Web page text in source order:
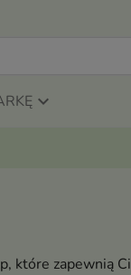
które zapewnią